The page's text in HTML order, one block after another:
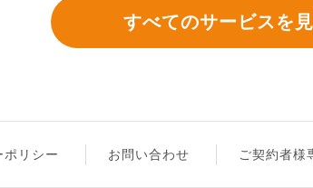
すべてのサービスを
ポリシー お問い合わせ ご契約者様